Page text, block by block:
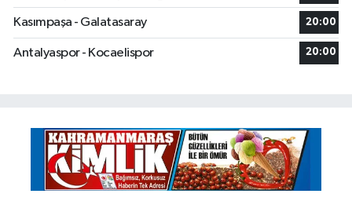
Kasımpaşa - Galatasaray 20:00
Antalyaspor - Kocaelispor 20:00